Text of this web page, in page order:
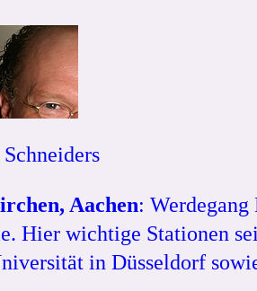
Aachen:
Hier wichtige Stationen
in Düsseldorf